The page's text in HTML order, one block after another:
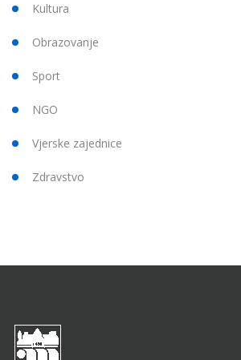
Kultura
Obrazovanje
Sport
NGO
Vjerske zajednice
Zdravstvo